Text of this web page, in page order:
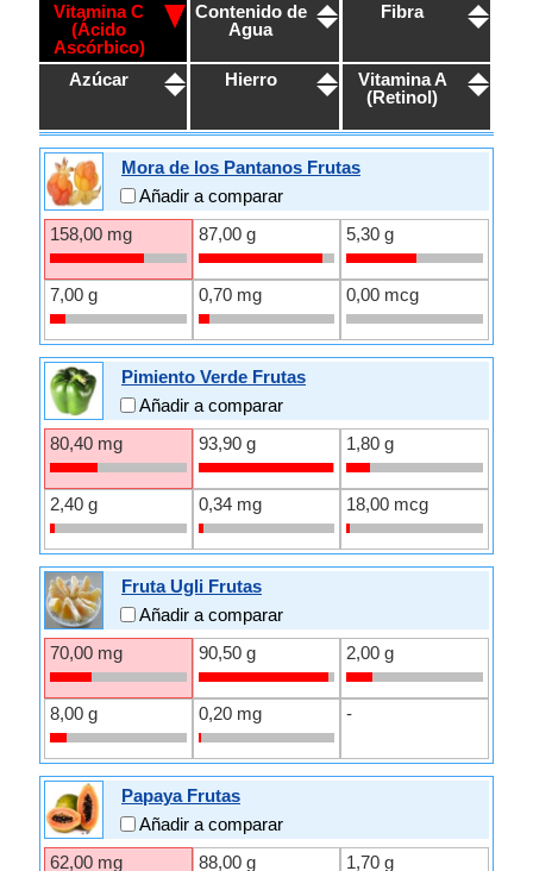
Vitamina C
(Ácido
Ascórbico)
Contenido de
Agua
Fibra
Azúcar Hierro
Vitamina A
(Retinol)
Mora de los Pantanos Frutas
Añadir a comparar
158,00 mg
87,00 g 5,30 g
7,00 g 0,70 mg 0,00 mcg
Pimiento Verde Frutas
Añadir a comparar
80,40 mg
93,90 g 1,80 g
2,40 g 0,34 mg 18,00 mcg
Fruta Ugli Frutas
Añadir a comparar
70,00 mg
90,50 g 2,00 g
8,00 g 0,20 mg -
Papaya Frutas
Añadir a comparar
62,00 mg
88,00 g 1,70 g